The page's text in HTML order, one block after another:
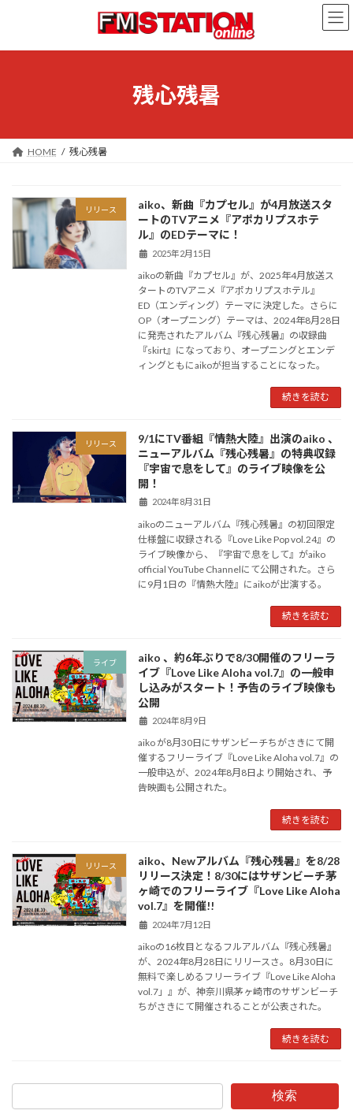
ン
ー
残心残暑
HOME 残心残暑
リリース
aiko、新曲『カプセル』が4月放送スタ
ートのTVアニメ『アポカリプスホテ
ル』のEDテーマに！
2025年2月15日
aikoの新曲『カプセル』が、2025年4月放送ス
タートのTVアニメ『アポカリプスホテル』
ED（エンディング）テーマに決定した。さらに
OP（オープニング）テーマは、2024年8月28日
に発売されたアルバム『残心残暑』の収録曲
『skirt』になっており、オープニングとエンデ
ィングともにaikoが担当することになった。
続きを読む
リリース
9/1にTV番組『情熱大陸』出演のaiko 、
ニューアルバム『残心残暑』の特典収録
『宇宙で息をして』のライブ映像を公
開！
2024年8月31日
aikoのニューアルバム『残心残暑』の初回限定
仕様盤に収録される『Love Like Pop vol.24』の
ライブ映像から、『宇宙で息をして』がaiko
official YouTube Channelにて公開された。さら
に9月1日の『情熱大陸』にaikoが出演する。
続きを読む
ライブ
aiko 、約6年ぶりで8/30開催のフリーラ
イブ『Love Like Aloha vol.7』の一般申
し込みがスタート！予告のライブ映像も
公開
2024年8月9日
aiko が8月30日にサザンビーチちがさきにて開
催するフリーライブ『Love Like Aloha vol.7』の
一般申込が、2024年8月8日より開始され、予
告映画も公開された。
続きを読む
リリース
aiko、Newアルバム『残心残暑』を8/28
リリース決定！8/30にはサザンビーチ茅
ヶ崎でのフリーライブ『Love Like Aloha
vol.7』を開催!!
2024年7月12日
aikoの16枚目となるフルアルバム『残心残暑』
が、2024年8月28日にリリースさ。8月30日に
無料で楽しめるフリーライブ『Love Like Aloha
vol.7」』が、神奈川県茅ヶ崎市のサザンビーチ
ちがさきにて開催されることが公表された。
続きを読む
検索